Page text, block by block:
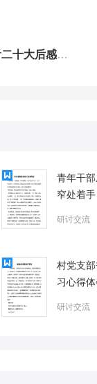
后感悟发言
青年干
窄处着
研讨交流
村党支
习心得
研讨交流